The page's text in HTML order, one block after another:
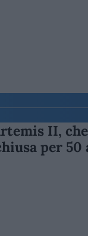
II, che
per 50